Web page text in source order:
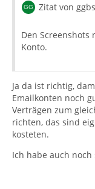
Zitat von
Den
Konto.
Ja da ist richtig,
Emailkonten noch
Verträgen zum
richten, das sind
kosteten.
Ich habe auch noch